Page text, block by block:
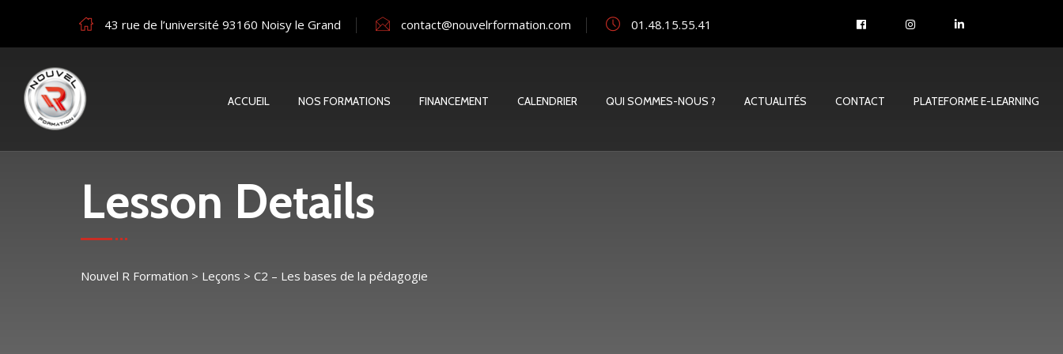
43 rue de l’université 93160 Noisy le Grand contact@nouvelrformation.com 01.48.15.55.41
ACCUEIL NOS FORMATIONS FINANCEMENT CALENDRIER QUI SOMMES-NOUS ? ACTUALITÉS CONTACT PLATEFORME E-LEARNING
Lesson Details
Nouvel R Formation > Leçons > C2 – Les bases de la pédagogie